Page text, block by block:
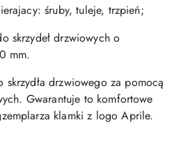
śruby, tuleje, trzpień;
skrzydeł drzwiowych o
mm.
skrzydła drzwiowego za pomocą
Gwarantuje to komfortowe
klamki z logo Aprile.